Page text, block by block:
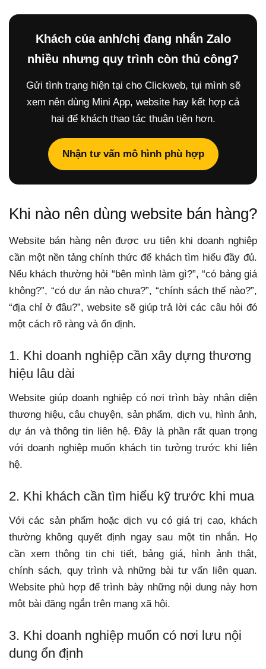
Khách của anh/chị đang nhắn Zalo
nhiều nhưng quy trình còn thủ công?
Gửi tình trạng hiện tại cho Clickweb, tụi mình sẽ
xem nên dùng Mini App, website hay kết hợp cả
hai để khách thao tác thuận tiện hơn.
Nhận tư vấn mô hình phù hợp
Khi nào nên dùng website bán hàng?
Website bán hàng nên được ưu tiên khi doanh nghiệp
cần một nền tảng chính thức để khách tìm hiểu đầy đủ.
Nếu khách thường hỏi “bên mình làm gì?”, “có bảng giá
không?”, “có dự án nào chưa?”, “chính sách thế nào?”,
“địa chỉ ở đâu?”, website sẽ giúp trả lời các câu hỏi đó
một cách rõ ràng và ổn định.
1. Khi doanh nghiệp cần xây dựng thương
hiệu lâu dài
Website giúp doanh nghiệp có nơi trình bày nhận diện
thương hiệu, câu chuyện, sản phẩm, dịch vụ, hình ảnh,
dự án và thông tin liên hệ. Đây là phần rất quan trọng
với doanh nghiệp muốn khách tin tưởng trước khi liên
hệ.
2. Khi khách cần tìm hiểu kỹ trước khi mua
Với các sản phẩm hoặc dịch vụ có giá trị cao, khách
thường không quyết định ngay sau một tin nhắn. Họ
cần xem thông tin chi tiết, bảng giá, hình ảnh thật,
chính sách, quy trình và những bài tư vấn liên quan.
Website phù hợp để trình bày những nội dung này hơn
một bài đăng ngắn trên mạng xã hội.
3. Khi doanh nghiệp muốn có nơi lưu nội
dung ổn định